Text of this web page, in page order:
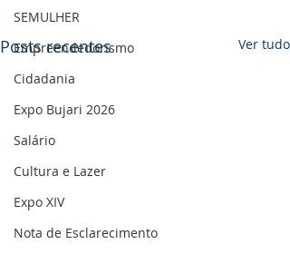
SEMULHER
Empreendedorismo
Cidadania
Expo Bujari 2026
Salário
Cultura e Lazer
Expo XIV
Nota de Esclarecimento
Posts recentes Ver tudo